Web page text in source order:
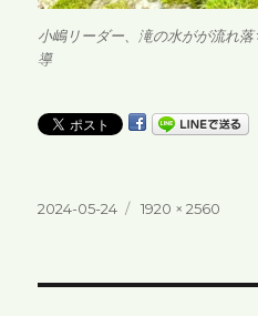
小嶋リーダー、滝の水がが流れ
導
投
2024-05-24
フ
1920 × 2560